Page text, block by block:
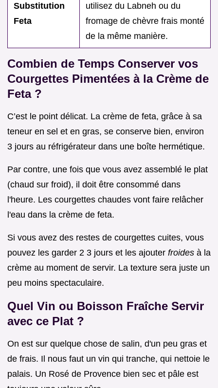
Substitution
Feta
utilisez du Labneh ou du
fromage de chèvre frais monté
de la même manière.
Combien de Temps Conserver vos
Courgettes Pimentées à la Crème de
Feta ?
C’est le point délicat. La crème de feta, grâce à sa
teneur en sel et en gras, se conserve bien, environ
3 jours au réfrigérateur dans une boîte hermétique.
Par contre, une fois que vous avez assemblé le plat
(chaud sur froid), il doit être consommé dans
l'heure. Les courgettes chaudes vont faire relâcher
l'eau dans la crème de feta.
Si vous avez des restes de courgettes cuites, vous
pouvez les garder 2 3 jours et les ajouter froides à la
crème au moment de servir. La texture sera juste un
peu moins spectaculaire.
Quel Vin ou Boisson Fraîche Servir
avec ce Plat ?
On est sur quelque chose de salin, d'un peu gras et
de frais. Il nous faut un vin qui tranche, qui nettoie le
palais. Un Rosé de Provence bien sec et pâle est